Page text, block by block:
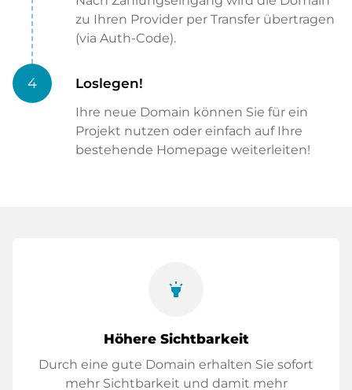
zu Ihren Provider per Transfer übertragen
(via Auth-Code).
4 Loslegen!
Ihre neue Domain können Sie für ein
Projekt nutzen oder einfach auf Ihre
bestehende Homepage weiterleiten!
highlight
Höhere Sichtbarkeit
Durch eine gute Domain erhalten Sie sofort
mehr Sichtbarkeit und damit mehr